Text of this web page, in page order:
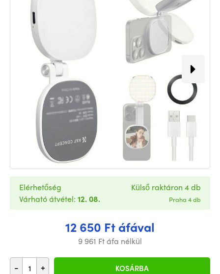
12 650 Ft áfával
9 961 Ft áfa nélkül
- + KOSÁRBA
Elérhetőség
Várható átvétel: 12. 08.
Külső raktáron 4 db
Praha 4 db